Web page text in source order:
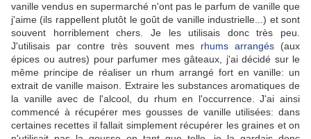
vanille vendus en supermarché n'ont pas le parfum de vanille que
j'aime (ils rappellent plutôt le goût de vanille industrielle...) et sont
souvent horriblement chers. Je les utilisais donc très peu.
J'utilisais par contre très souvent mes rhums arrangés(aux
épices ou autres) pour parfumer mes gâteaux, j'ai décidé sur le
même principe de réaliser un rhum arrangé fort en vanille: un
extrait de vanille maison. Extraire les substances aromatiques de
la vanille avec de l'alcool, du rhum en l'occurrence. J'ai ainsi
commencé à récupérer mes gousses de vanille utilisées: dans
certaines recettes il fallait simplement récupérer les graines et on